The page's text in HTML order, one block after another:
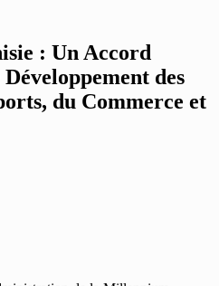
: Un Accord
des
du Commerce et